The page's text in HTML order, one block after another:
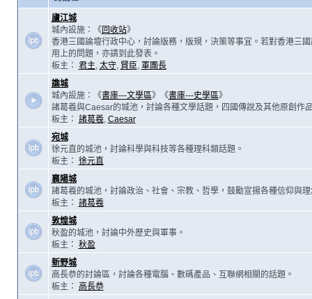
廬江城
城內設施：《回收站》
香港三國論壇行政中心，討論版務，版規，決策等事宜。若對香港三
用上的問題，亦請到此發表。
板主： 君主, 太守, 賢臣, 軍團長
譙城
城內設施：《書庫---文學區》《書庫---史學區》
諸葛羲與Caesar的城池，討論各種文學話題，四國傳說及其他原創作
板主： 諸葛羲, Caesar
宛城
徐元直的城池，討論科學與科技等各種理科類話題。
板主： 徐元直
襄陽城
諸葛羲的城池，討論政治、社會、宗教、哲學，鼓勵宣揚各種信仰與理
板主： 諸葛羲
敦煌城
秋盈的城池，討論中外歷史與軍事。
板主： 秋盈
新野城
高長恭的討論區，討論各種電腦、數碼產品、互聯網相關的話題。
板主：
高長恭